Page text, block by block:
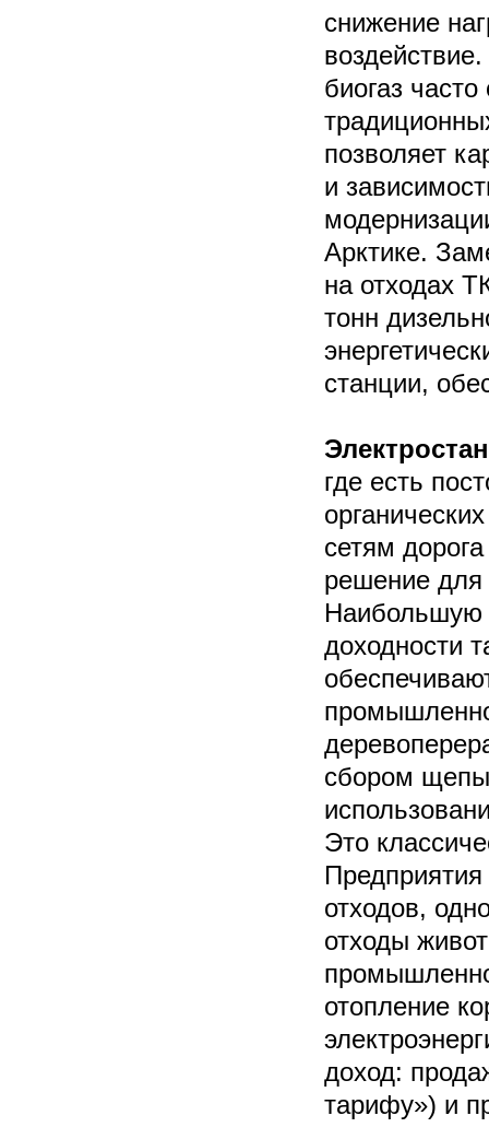
снижение
биогаз
позволяет
и
Арктике.
на отходах
тонн
станции,
где есть
сетям
решение для
Наибольшую
доходности
сбором щепы
Это
отходов,
отходы
отопление
доход:
тарифу») и